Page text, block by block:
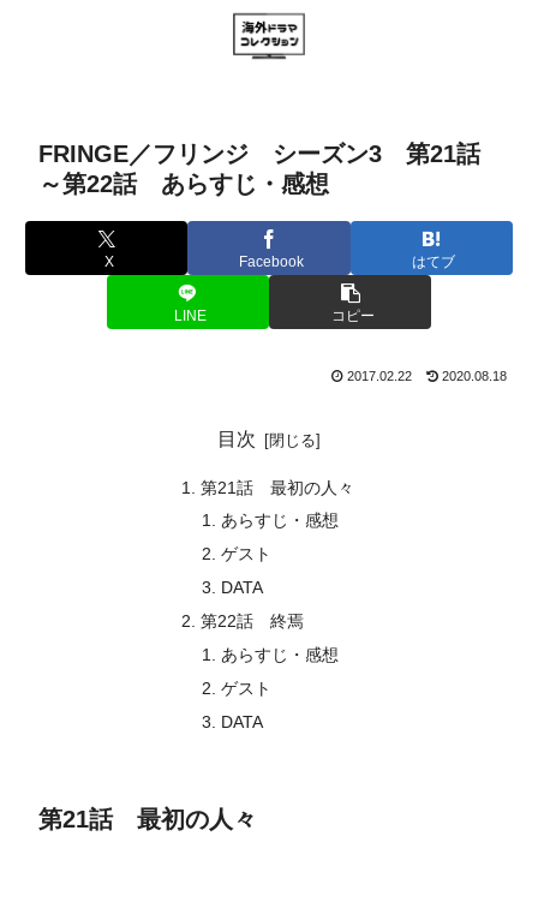
FRINGE／フリンジ シーズン3 第21話
～第22話 あらすじ・感想
X Facebook はてブ
LINE コピー
2017.02.22 2020.08.18
目次
第21話 最初の人々
あらすじ・感想
ゲスト
DATA
第22話 終焉
あらすじ・感想
ゲスト
DATA
第21話 最初の人々